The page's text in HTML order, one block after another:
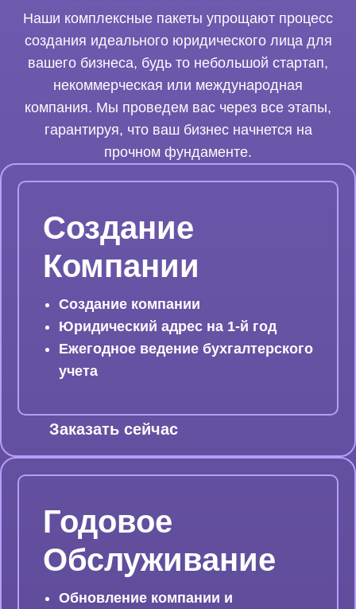
Наши комплексные пакеты упрощают процесс
создания идеального юридического лица для
вашего бизнеса, будь то небольшой стартап,
некоммерческая или международная
компания. Мы проведем вас через все этапы,
гарантируя, что ваш бизнес начнется на
прочном фундаменте.
Создание
Компании
Создание компании
Юридический адрес на 1-й год
Ежегодное ведение бухгалтерского
учета
Заказать сейчас
Годовое
Обслуживание
Обновление компании и